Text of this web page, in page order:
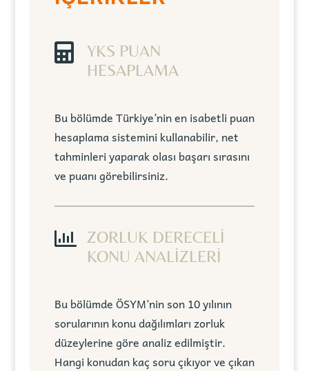

YKS PUAN
HESAPLAMA
Bu bölümde Türkiye’nin en isabetli puan
hesaplama sistemini kullanabilir, net
tahminleri yaparak olası başarı sırasını
ve puanı görebilirsiniz.

ZORLUK DERECELİ
KONU ANALİZLERİ
Bu bölümde ÖSYM’nin son 10 yılının
sorularının konu dağılımları zorluk
düzeylerine göre analiz edilmiştir.
Hangi konudan kaç soru çıkıyor ve çıkan